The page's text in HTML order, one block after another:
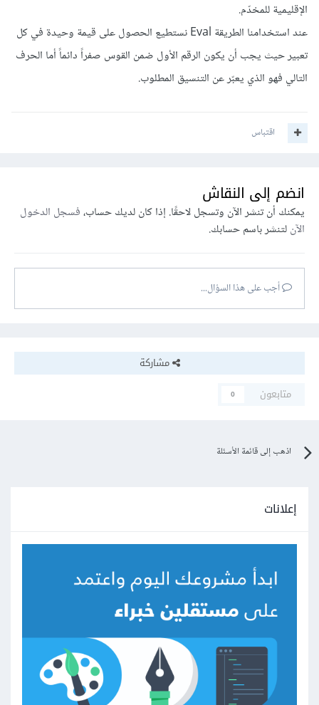
الإقليمية للمخدّم.
عند استخدامنا الطريقة Eval نستطيع الحصول على قيمة وحيدة في كل
تعبير حيث يجب أن يكون الرقم الأول ضمن القوس صفراً دائماً أما الحرف
التالي فهو الذي يعبّر عن التنسيق المطلوب.
اقتباس
انضم إلى النقاش
يمكنك أن تنشر الآن وتسجل لاحقًا. إذا كان لديك حساب،فسجل الدخول
الآنلتنشر باسم حسابك.
أجب على هذا السؤال...
مشاركة
متابعون
0
اذهب إلى قائمة الأسئلة
إعلانات